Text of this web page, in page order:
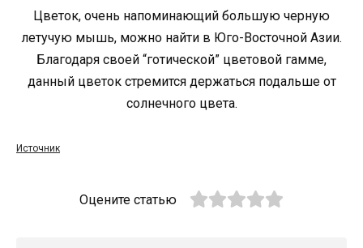
Цветок, очень напоминающий большую черную
летучую мышь, можно найти в Юго-Восточной Азии.
Благодаря своей “готической” цветовой гамме,
данный цветок стремится держаться подальше от
солнечного цвета.
Источник
Оцените статью